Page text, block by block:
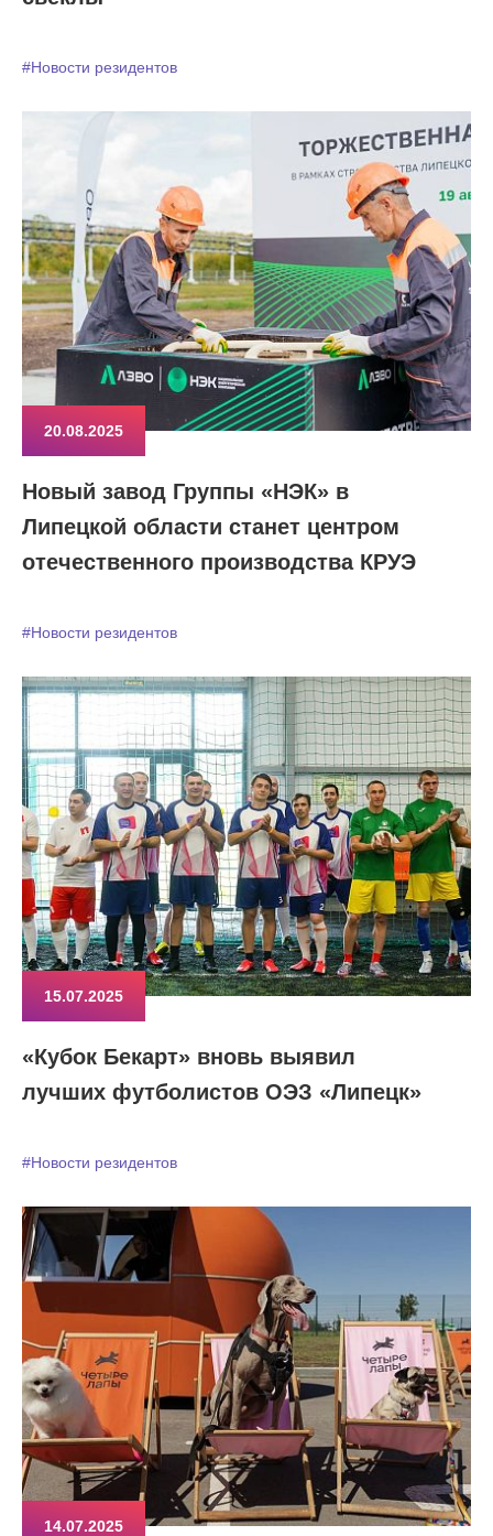
#Новости резидентов
20.08.2025
Новый завод Группы «НЭК» в
Липецкой области станет центром
отечественного производства КРУЭ
#Новости резидентов
15.07.2025
«Кубок Бекарт» вновь выявил
лучших футболистов ОЭЗ «Липецк»
#Новости резидентов
14.07.2025